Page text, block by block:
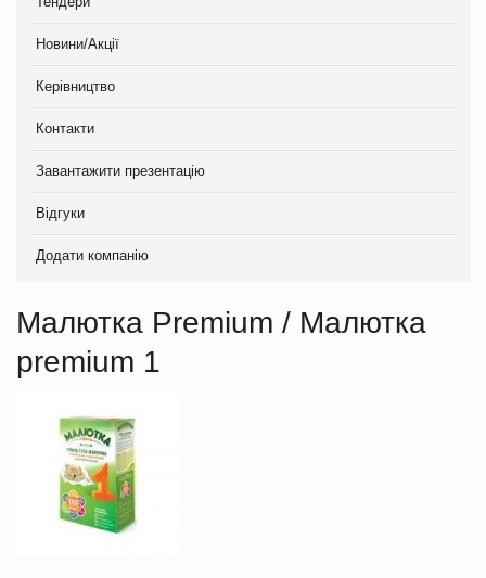
Новини/Акції
Керівництво
Контакти
Завантажити презентацію
Відгуки
Додати компанію
Малютка Premium / Малютка
premium 1